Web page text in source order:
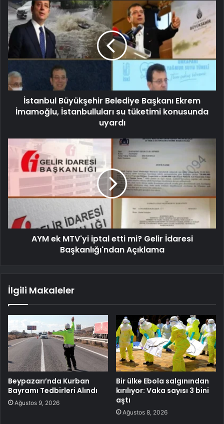
İstanbul Büyükşehir Belediye Başkanı Ekrem
İmamoğlu, İstanbulluları su tüketimi konusunda
uyardı
AYM ek MTV'yi iptal etti mi? Gelir İdaresi
Başkanlığı'ndan Açıklama
İlgili Makaleler
Beypazarı’nda Kurban
Bayramı Tedbirleri Alındı
Ağustos 9, 2026
Bir ülke Ebola salgınından
kırılıyor: Vaka sayısı 3 bini
aştı
Ağustos 8, 2026